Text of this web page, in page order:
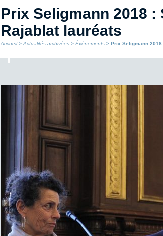
Prix Seligmann 2018 :
Rajablat lauréats
Accueil> Actualités archivées > Évènements > Prix Seligmann